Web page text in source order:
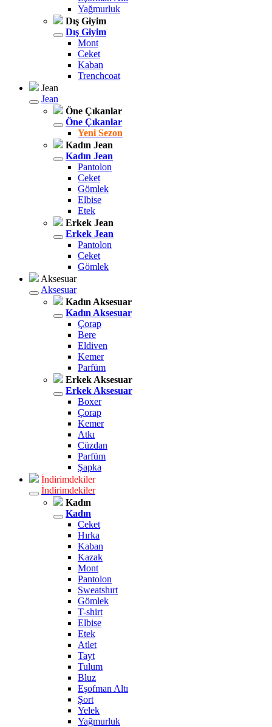
Yağmurluk
Dış Giyim
Dış Giyim
Mont
Ceket
Kaban
Trenchcoat
Jean
Jean
Öne Çıkanlar
Öne Çıkanlar
Yeni Sezon
Kadın Jean
Kadın Jean
Pantolon
Ceket
Gömlek
Elbise
Etek
Erkek Jean
Erkek Jean
Pantolon
Ceket
Gömlek
Aksesuar
Aksesuar
Kadın Aksesuar
Kadın Aksesuar
Çorap
Bere
Eldiven
Kemer
Parfüm
Erkek Aksesuar
Erkek Aksesuar
Boxer
Çorap
Kemer
Atkı
Cüzdan
Parfüm
Şapka
İndirimdekiler
İndirimdekiler
Kadın
Kadın
Ceket
Hırka
Kaban
Kazak
Mont
Pantolon
Sweatshırt
Gömlek
T-shirt
Elbise
Etek
Atlet
Tayt
Tulum
Bluz
Eşofman Altı
Şort
Yelek
Yağmurluk